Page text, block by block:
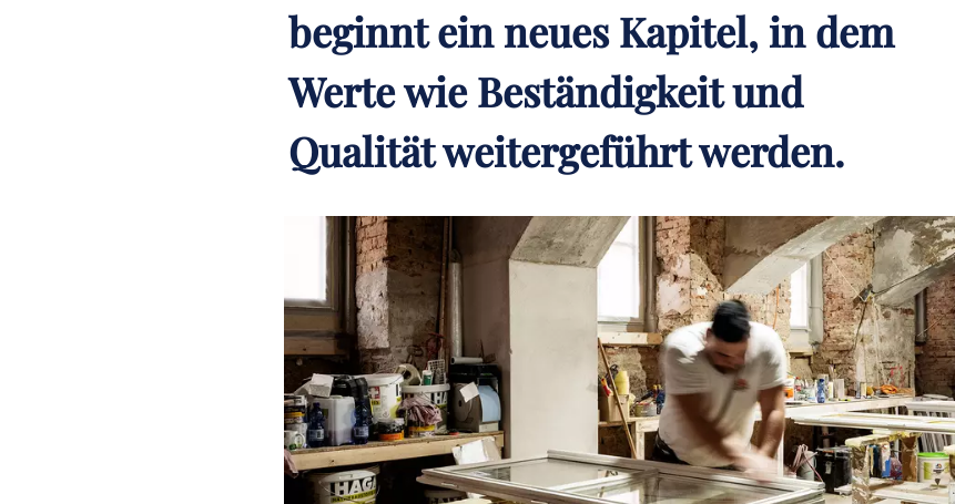
beginnt ein neues Kapitel, in dem
Werte wie Beständigkeit und
Qualität weitergeführt werden.